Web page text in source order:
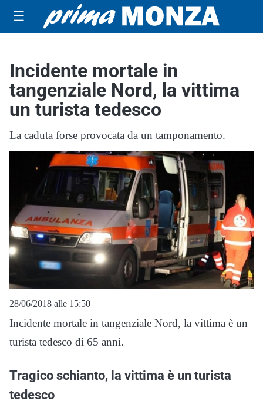
☰
Incidente mortale in
tangenziale Nord, la vittima
un turista tedesco
La caduta forse provocata da un tamponamento.
28/06/2018 alle 15:50
Incidente mortale in tangenziale Nord, la vittima è un
turista tedesco di 65 anni.
Tragico schianto, la vittima è un turista
tedesco